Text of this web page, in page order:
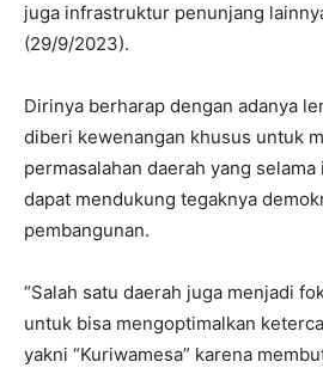
juga infrastruktur penunjang
(29/9/2023).
Dirinya berharap dengan adanya
diberi kewenangan khusus untuk
permasalahan daerah yang
dapat mendukung tegaknya
pembangunan.
“Salah satu daerah juga menjadi
untuk bisa mengoptimalkan
yakni “Kuriwamesa” karena